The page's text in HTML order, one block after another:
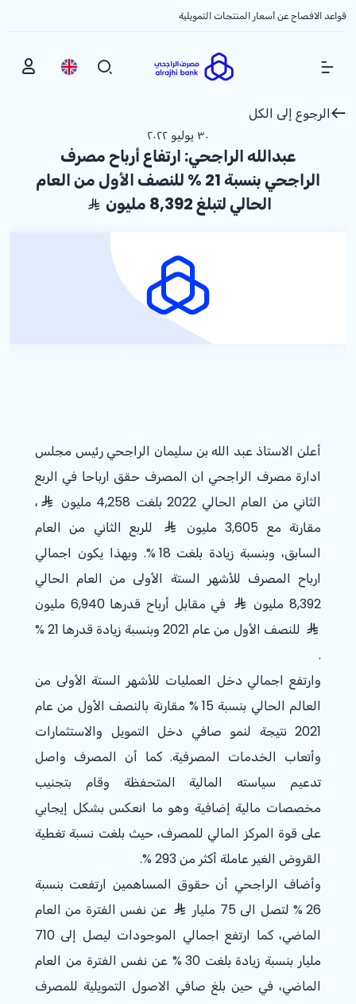
قواعد الافصاح عن أسعار المنتجات التمويلية
Show Menu
الرجوع إلى الكل
٣٠ يوليو ٢٠٢٢
عبدالله الراجحي: ارتفاع أرباح مصرف
الراجحي بنسبة% 21 للنصف الأول من العام
الحالي لتبلغ 8,392 مليون
أعلن الاستاذ عبد الله بن سليمان الراجحي رئيس مجلس
ادارة مصرف الراجحي ان المصرف حقق ارباحا في الربع
الثاني من العام الحالي 2022 بلغت 4,258 مليون
،
مقارنة مع 3,605 مليون
للربع الثاني من العام
السابق، وبنسبة زيادة بلغت % 18. وبهذا يكون اجمالي
ارباح المصرف للأشهر الستة الأولى من العام الحالي
8,392 مليون
في مقابل أرباح قدرها 6,940 مليون
للنصف الأول من عام 2021 وبنسبة زيادة قدرها
% 21
.
وارتفع اجمالي دخل العمليات للأشهر الستة الأولى من
العالم الحالي بنسبة % 15 مقارنة بالنصف الأول من عام
2021 نتيجة لنمو صافي دخل التمويل والاستثمارات
وأتعاب الخدمات المصرفية. كما أن المصرف واصل
تدعيم سياسته المالية المتحفظة وقام بتجنيب
مخصصات مالية إضافية وهو ما انعكس بشكل إيجابي
على قوة المركز المالي للمصرف، حيث بلغت نسبة تغطية
القروض الغير عاملة أكثر من% 293
.
وأضاف الراجحي أن حقوق المساهمين ارتفعت بنسبة
% 26لتصل الى 75 مليار
عن نفس الفترة من العام
الماضي، كما ارتفع اجمالي الموجودات ليصل إلى 710
مليار بنسبة زيادة بلغت% 30 عن نفس الفترة من العام
الماضي، في حين بلغ صافي الاصول التمويلية للمصرف